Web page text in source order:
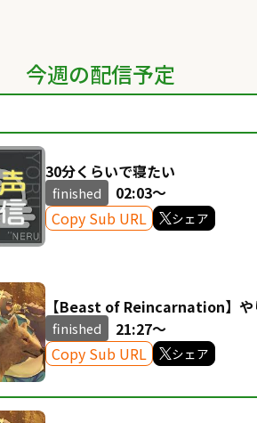
今週の配信予定
30分くらいで寝たい
finished
02:03～
Copy Sub URL
シェア
【Beast of Reincarnation】や
い！【吠黒コクバ】
finished
21:27～
Copy Sub URL
シェア